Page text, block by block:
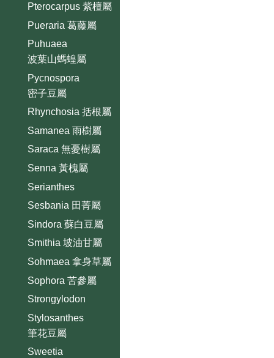
Pterocarpus 紫檀屬
Pueraria 葛藤屬
Puhuaea
波葉山螞蝗屬
Pycnospora
密子豆屬
Rhynchosia 括根屬
Samanea 雨樹屬
Saraca 無憂樹屬
Senna 黃槐屬
Serianthes
Sesbania 田菁屬
Sindora 蘇白豆屬
Smithia 坡油甘屬
Sohmaea 拿身草屬
Sophora 苦參屬
Strongylodon
Stylosanthes
筆花豆屬
Sweetia